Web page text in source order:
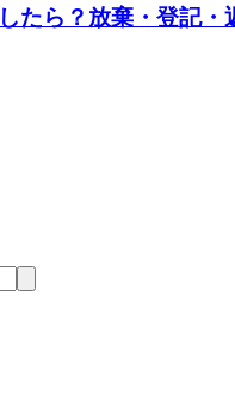
たら？放棄・登記・